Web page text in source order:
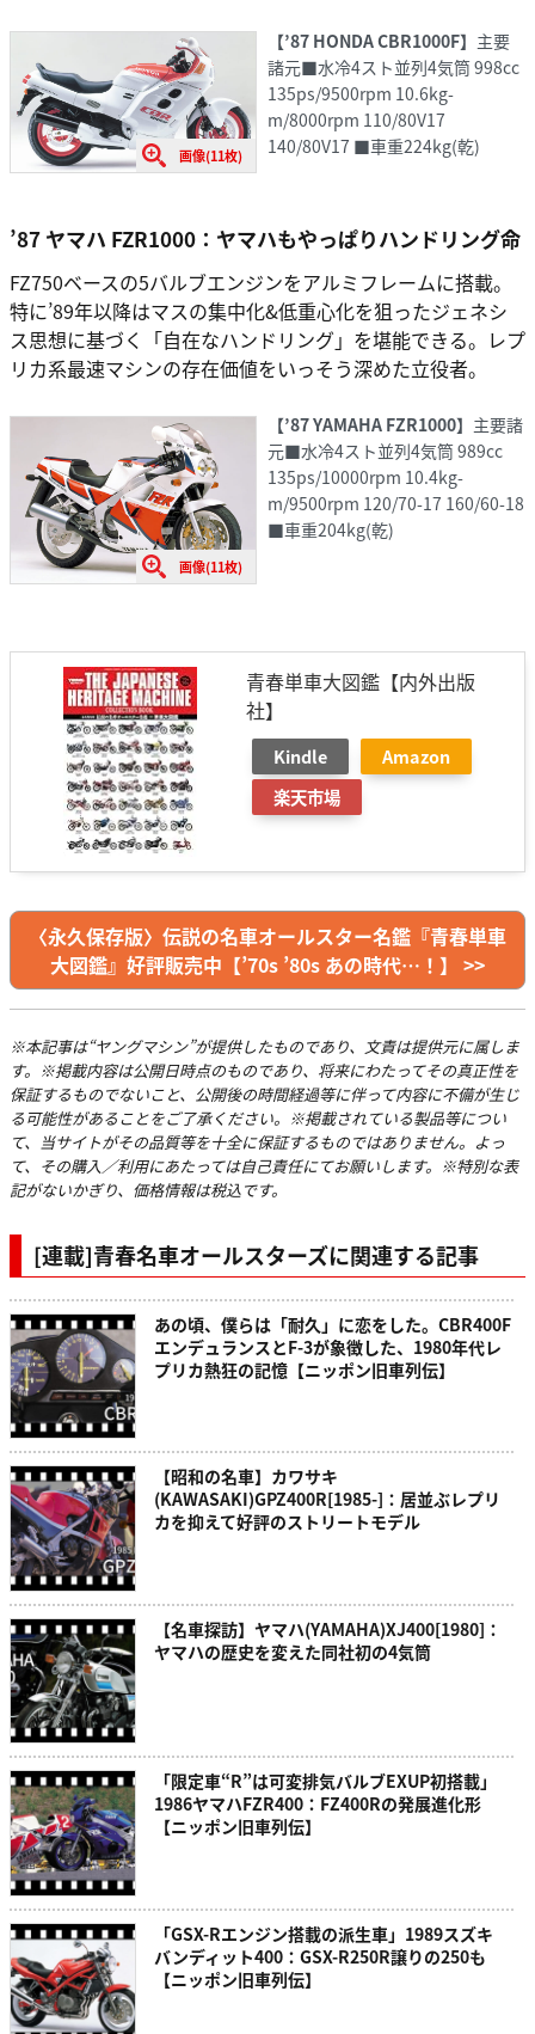
画像(11枚)
【’87 HONDA CBR1000F】 主要
諸元■水冷4スト並列4気筒 998cc
135ps/9500rpm 10.6kg-
m/8000rpm 110/80V17
140/80V17 ■車重224kg(乾)
’87 ヤマハ FZR1000：ヤマハもやっぱりハンドリング命
FZ750ベースの5バルブエンジンをアルミフレームに搭載。
特に’89年以降はマスの集中化&低重心化を狙ったジェネシ
ス思想に基づく「自在なハンドリング」を堪能できる。レプ
リカ系最速マシンの存在価値をいっそう深めた立役者。
画像(11枚)
【’87 YAMAHA FZR1000】 主要諸
元■水冷4スト並列4気筒 989cc
135ps/10000rpm 10.4kg-
m/9500rpm 120/70-17 160/60-18
■車重204kg(乾)
青春単車大図鑑【内外出版
社】
Kindle
Amazon
楽天市場
〈永久保存版〉伝説の名車オールスター名鑑『青春単車
大図鑑』好評販売中【’70s ’80s あの時代…！】 >>
※本記事は“ヤングマシン”が提供したものであり、文責は提供元に属しま
す。※掲載内容は公開日時点のものであり、将来にわたってその真正性を
保証するものでないこと、公開後の時間経過等に伴って内容に不備が生じ
る可能性があることをご了承ください。※掲載されている製品等につい
て、当サイトがその品質等を十全に保証するものではありません。よっ
て、その購入／利用にあたっては自己責任にてお願いします。※特別な表
記がないかぎり、価格情報は税込です。
[連載]青春名車オールスターズに関連する記事
あの頃、僕らは「耐久」に恋をした。CBR400F
エンデュランスとF-3が象徴した、1980年代レ
プリカ熱狂の記憶【ニッポン旧車列伝】
【昭和の名車】カワサキ
(KAWASAKI)GPZ400R[1985-]：居並ぶレプリ
カを抑えて好評のストリートモデル
【名車探訪】ヤマハ(YAMAHA)XJ400[1980]：
ヤマハの歴史を変えた同社初の4気筒
「限定車“R”は可変排気バルブEXUP初搭載」
1986ヤマハFZR400：FZ400Rの発展進化形
【ニッポン旧車列伝】
「GSX-Rエンジン搭載の派生車」1989スズキ
バンディット400：GSX-R250R譲りの250も
【ニッポン旧車列伝】